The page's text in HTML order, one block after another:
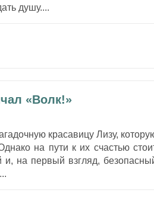
душу....
«Волк!»
красавицу Лизу,
на пути к их счастью
и, на первый взгляд,